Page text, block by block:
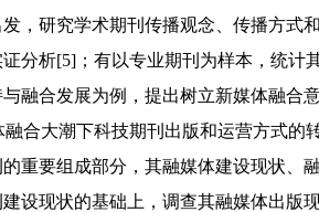
，研究学术期刊传播观念、传播方式
分析[5]；有以专业期刊为样本，统
融合发展为例，提出树立新媒体融合
合大潮下科技期刊出版和运营方式的
重要组成部分，其融媒体建设现状、
设现状的基础上，调查其融媒体出版